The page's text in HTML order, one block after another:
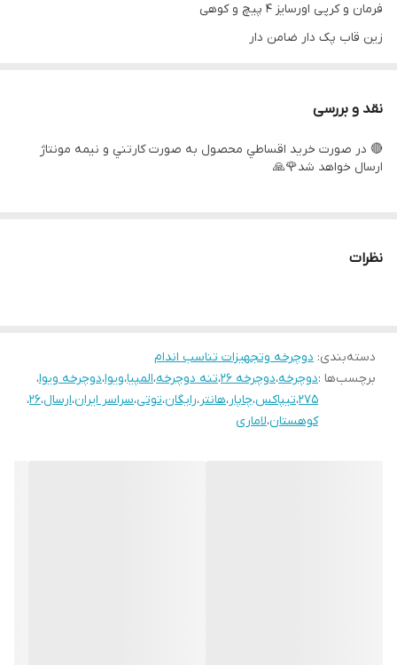
فرمان و کر‌پی اورسایز ۴ پیچ و کوهی
زین قاب پک دار ضامن دار
لاستیک گل ابریشمی طرح کندا
حلقه تنظیم فرمان جنس آلومینیوم و پلاستیک ۲ و یک سانت
طوقه دوبل ضدتاب سبک
تنه اور سایز با آلیاژ قوی با جوش آرگون و CO2
🔴سفارشاتی که قسطی خریداری میشوند به صورت نیمه مونتاژ و با
نقد و بررسی
🔴 در صورت خريد اقساطي محصول به صورت كارتني و نيمه مونتاژ
ارسال خواهد شد🌹🙏
نظرات
دسته‌بندی: دوچرخه وتجهیزات تناسب اندام
برچسب‌ها :دوچرخه،دوچرخه ۲۶ ،تنه دوچرخه،المپیا،ویوا،دوچرخه ویوا،
275،تیپاکس،چاپار،هانتر،رایگان،توتی،سراسر ایران،ارسال،26،
کوهستان،لاماری